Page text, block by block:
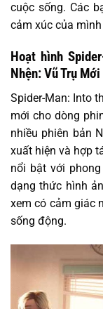
cuộc sống. Các
cảm xúc của
Hoạt hình
Nhện: Vũ Trụ
Spider-Man: Into
mới cho dòng
nhiều phiên bản
xuất hiện và hợp
nổi bật với
dạng thức hình
xem có cảm giác
sống động.